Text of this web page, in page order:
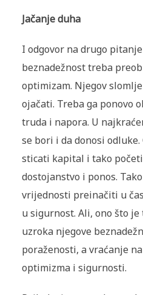
Jačanje duha
I odgovor na drugo
beznadežnost treba
optimizam. Njegov
ojačati. Treba ga ponovo
truda i napora. U
se bori i da donosi
sticati kapital i tako
dostojanstvo i ponos.
vrijednosti preinačiti u
u sigurnost. Ali, ono što
uzroka njegove
poraženosti, a vraćanje
optimizma i sigurnosti.